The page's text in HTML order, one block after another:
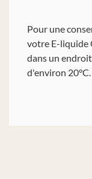
Pour une
votre E-liquide
dans un
d'environ 20°C.